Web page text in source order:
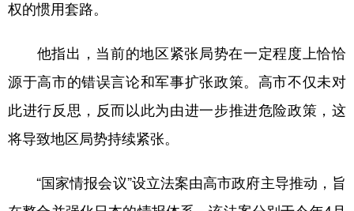
多语种频道
English Español Français عربى
Русский язык 日本語 한국어
权的惯用套路。
他指出，当前的地区紧张局势在一定程度上恰恰
源于高市的错误言论和军事扩张政策。高市不仅未对
此进行反思，反而以此为由进一步推进危险政策，这
将导致地区局势持续紧张。
“国家情报会议”设立法案由高市政府主导推动，旨